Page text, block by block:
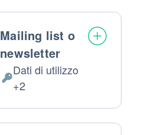
Mailing list o
newsletter
Dati Personali trattati:
Dati di utilizzo
+2